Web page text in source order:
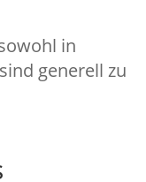
in
generell zu